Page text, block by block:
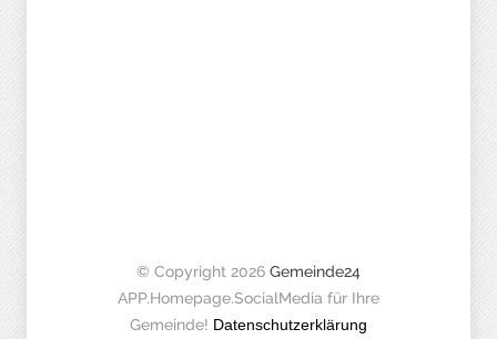
© Copyright 2026 Gemeinde24
APP.Homepage.SocialMedia für Ihre
Gemeinde! Datenschutzerklärung